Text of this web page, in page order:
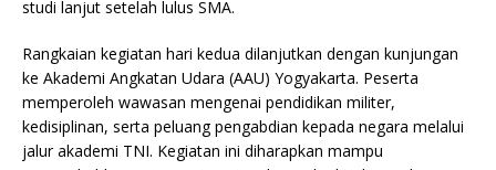
studi lanjut setelah lulus SMA.
Rangkaian kegiatan hari kedua dilanjutkan dengan kunjungan
ke Akademi Angkatan Udara (AAU) Yogyakarta. Peserta
memperoleh wawasan mengenai pendidikan militer,
kedisiplinan, serta peluang pengabdian kepada negara melalui
jalur akademi TNI. Kegiatan ini diharapkan mampu